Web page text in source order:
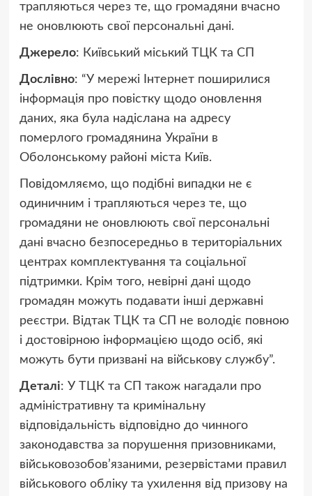
трапляються через те, що громадяни вчасно
не оновлюють свої персональні дані.
Джерело: Київський міський ТЦК та СП
Дослівно: “У мережі Інтернет поширилися
інформація про повістку щодо оновлення
даних, яка була надіслана на адресу
померлого громадянина України в
Оболонському районі міста Київ.
Повідомляємо, що подібні випадки не є
одиничним і трапляються через те, що
громадяни не оновлюють свої персональні
дані вчасно безпосередньо в територіальних
центрах комплектування та соціальної
підтримки. Крім того, невірні дані щодо
громадян можуть подавати інші державні
реєстри. Відтак ТЦК та СП не володіє повною
і достовірною інформацією щодо осіб, які
можуть бути призвані на військову службу”.
Деталі: У ТЦК та СП також нагадали про
адміністративну та кримінальну
відповідальність відповідно до чинного
законодавства за порушення призовниками,
військовозобов’язаними, резервістами правил
військового обліку та ухилення від призову на